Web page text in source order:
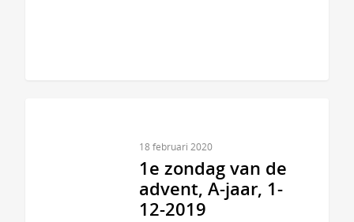
18 februari 2020
1e zondag van de
advent, A-jaar, 1-
12-2019